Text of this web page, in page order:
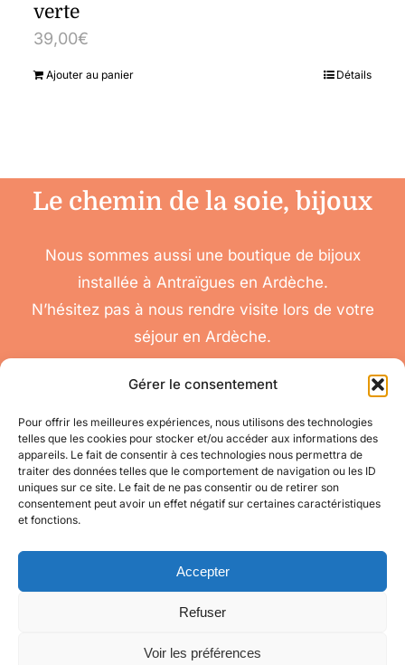
Gérer le consentement
Pour offrir les meilleures expériences, nous utilisons des technologies
telles que les cookies pour stocker et/ou accéder aux informations des
appareils. Le fait de consentir à ces technologies nous permettra de
traiter des données telles que le comportement de navigation ou les ID
uniques sur ce site. Le fait de ne pas consentir ou de retirer son
consentement peut avoir un effet négatif sur certaines caractéristiques
et fonctions.
Accepter
Refuser
Voir les préférences
verte
39,00€
Ajouter au panier Détails
Le chemin de la soie, bijoux
Nous sommes aussi une boutique de bijoux
installée à Antraïgues en Ardèche.
N’hésitez pas à nous rendre visite lors de votre
séjour en Ardèche.
nous
contacter
pour toute question
Toggle
Navigation
Accéder à mon compte
Conditions
Générales de Vente